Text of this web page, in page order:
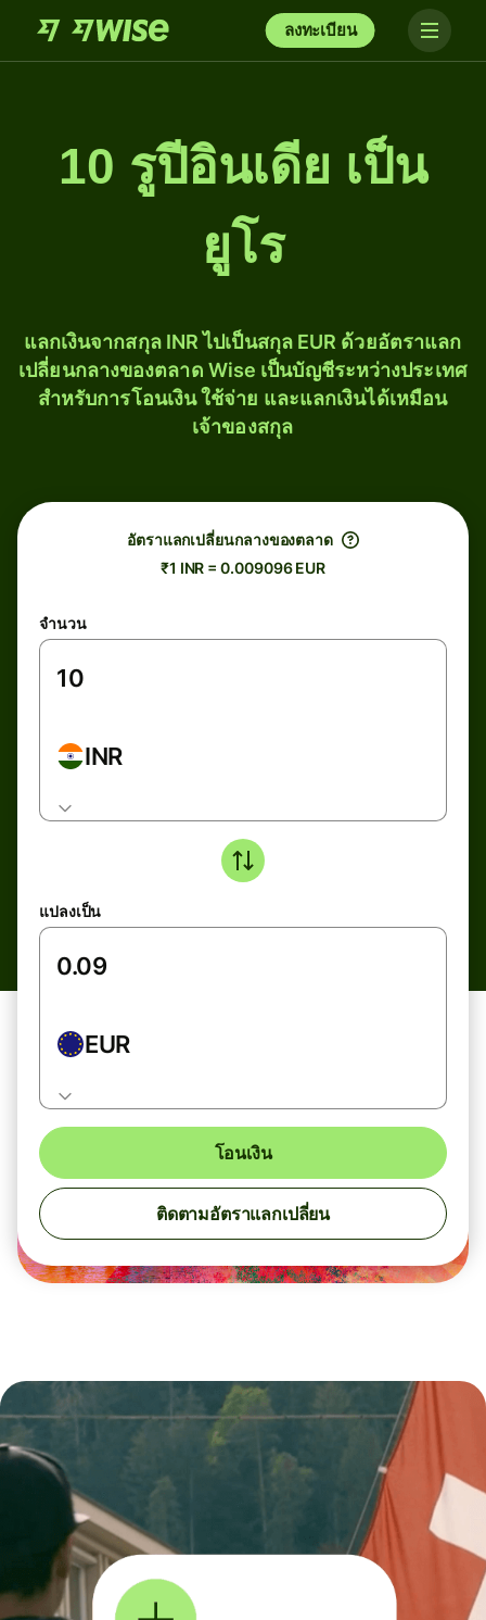
ลงทะเบียน
10 รูปีอินเดีย เป็น
ยูโร
แลกเงินจากสกุล INR ไปเป็นสกุล EUR ด้วยอัตราแลก
เปลี่ยนกลางของตลาด Wise เป็นบัญชีระหว่างประเทศ
สำหรับการโอนเงิน ใช้จ่าย และแลกเงินได้เหมือน
เจ้าของสกุล
อัตราแลกเปลี่ยนกลางของตลาด
₹1 INR = 0.009096 EUR
จำนวน
INR
แปลงเป็น
EUR
โอนเงิน
ติดตามอัตราแลกเปลี่ยน